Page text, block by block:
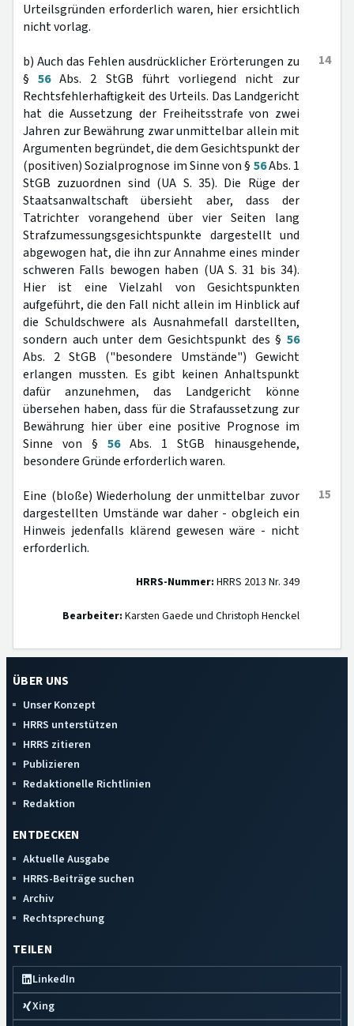
Urteilsgründen erforderlich waren, hier ersichtlich
nicht vorlag.
14
b) Auch das Fehlen ausdrücklicher Erörterungen zu
§56Abs. 2 StGB führt vorliegend nicht zur
Rechtsfehlerhaftigkeit des Urteils. Das Landgericht
hat die Aussetzung der Freiheitsstrafe von zwei
Jahren zur Bewährung zwar unmittelbar allein mit
Argumenten begründet, die dem Gesichtspunkt der
(positiven) Sozialprognose im Sinne von § 56Abs. 1
StGB zuzuordnen sind (UA S. 35). Die Rüge der
Staatsanwaltschaft übersieht aber, dass der
Tatrichter vorangehend über vier Seiten lang
Strafzumessungsgesichtspunkte dargestellt und
abgewogen hat, die ihn zur Annahme eines minder
schweren Falls bewogen haben (UA S. 31 bis 34).
Hier ist eine Vielzahl von Gesichtspunkten
aufgeführt, die den Fall nicht allein im Hinblick auf
die Schuldschwere als Ausnahmefall darstellten,
sondern auch unter dem Gesichtspunkt des § 56
Abs. 2 StGB ("besondere Umstände") Gewicht
erlangen mussten. Es gibt keinen Anhaltspunkt
dafür anzunehmen, das Landgericht könne
übersehen haben, dass für die Strafaussetzung zur
Bewährung hier über eine positive Prognose im
Sinne von § 56Abs. 1 StGB hinausgehende,
besondere Gründe erforderlich waren.
15
Eine (bloße) Wiederholung der unmittelbar zuvor
dargestellten Umstände war daher - obgleich ein
Hinweis jedenfalls klärend gewesen wäre - nicht
erforderlich.
HRRS-Nummer: HRRS 2013 Nr. 349
Bearbeiter: Karsten Gaede und Christoph Henckel
ÜBER UNS
Unser Konzept
HRRS unterstützen
HRRS zitieren
Publizieren
Redaktionelle Richtlinien
Redaktion
ENTDECKEN
Aktuelle Ausgabe
HRRS-Beiträge suchen
Archiv
Rechtsprechung
TEILEN
LinkedIn
Xing